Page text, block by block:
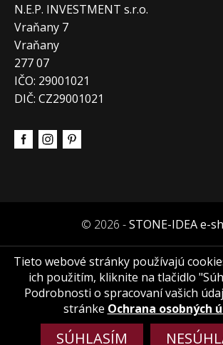
N.E.P. INVESTMENT s.r.o.
Vraňany 7
Vraňany
277 07
IČO: 29001021
DIČ: CZ29001021
© 2026 -STONE-IDEA e-
Tieto webové stránky používajú
ich použitím, kliknite na tlačidlo
Podrobnosti o spracovaní vašich
stránke Ochrana osobných